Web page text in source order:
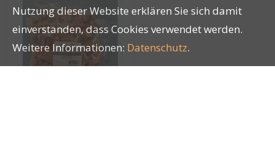
Nutzung dieser Website erklären Sie sich damit
einverstanden, dass Cookies verwendet werden.
Weitere Informationen: Datenschutz.